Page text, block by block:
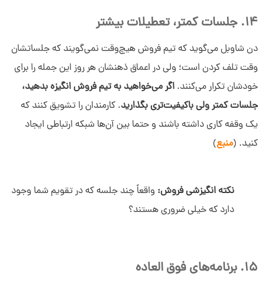
14. جلسات کمتر، تعطیلات بیشتر
دن شاوبل می‌گوید که تیم فروش هیچ‌وقت نمی‌گویند که جلساتشان
وقت تلف کردن است؛ ولی در اعماق ذهنشان هر روز این جمله را برای
خودشان تکرار می‌کنند. اگر می‌خواهید به تیم فروش انگیزه بدهید،
جلسات کمتر ولی باکیفیت‌تری بگذارید. كارمندان را تشویق کنند که
یک وقفه کاری داشته باشند و حتما بین آن‌ها شبکه ارتباطی ایجاد
کنید. (منبع)
نکته انگیزشی فروش: واقعاً چند جلسه که در تقویم شما وجود
دارد که خیلی ضروری هستند؟
15. برنامه‌های فوق العاده